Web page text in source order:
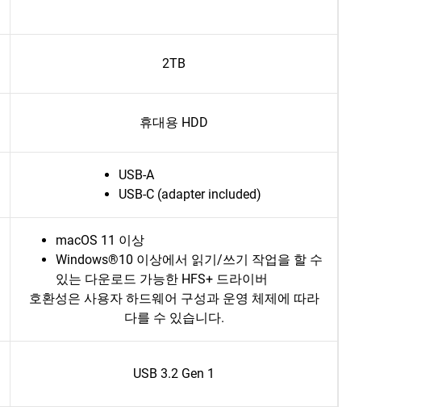
2TB
휴대용 HDD
USB-A
USB-C (adapter included)
macOS 11 이상
Windows®10 이상에서 읽기/쓰기 작업을 할 수
있는 다운로드 가능한 HFS+ 드라이버
호환성은 사용자 하드웨어 구성과 운영 체제에 따라
다를 수 있습니다.
USB 3.2 Gen 1